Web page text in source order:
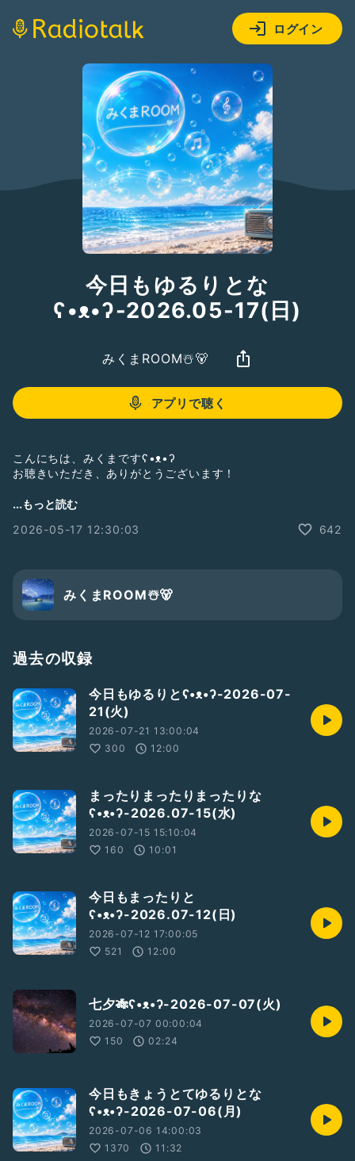
ログイン
今日もゆるりとな
ʕ•ᴥ•ʔ-2026.05-17(日)
みくまROOM☃️🐻
アプリで聴く
こんにちは、みくまですʕ•ᴥ•ʔ
お聴きいただき、ありがとうございます！
今日はコーナーから
しい事など
是非送ってください
リアクションたくさんくれると
とても喜びますʕ•ᴥ•ʔ
#みくまROOM
#ラジオ好きと繋がりたい
#音声配信
#不定期配信
#ながら聴き
#今日もお疲れさま
#あなたの想いを
#聞かせてください
...もっと読む
2026-05-17 12:30:03
642
みくまROOM☃️🐻
過去の収録
今日もゆるりとʕ•ᴥ•ʔ-2026-07-
21(火)
2026-07-21 13:00:04
300
12:00
まったりまったりまったりな
ʕ•ᴥ•ʔ-2026.07-15(水)
2026-07-15 15:10:04
160
10:01
今日もまったりと
ʕ•ᴥ•ʔ-2026.07-12(日)
2026-07-12 17:00:05
521
12:00
七夕🎋ʕ•ᴥ•ʔ-2026-07-07(火)
2026-07-07 00:00:04
150
02:24
今日もきょうとてゆるりとな
ʕ•ᴥ•ʔ-2026-07-06(月)
2026-07-06 14:00:03
1370
11:32